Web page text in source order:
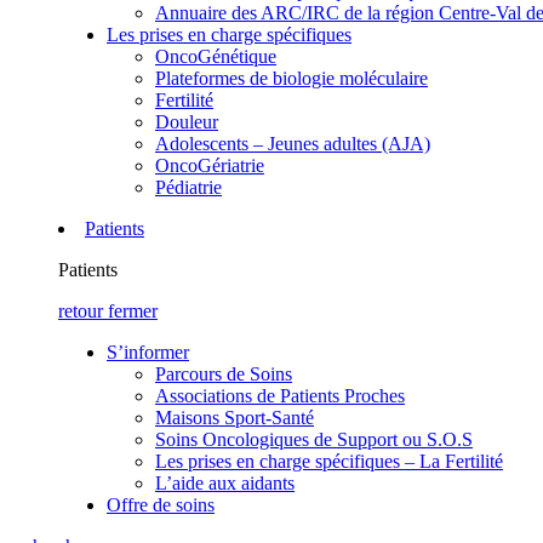
Annuaire des ARC/IRC de la région Centre-Val
Les prises en charge spécifiques
OncoGénétique
Plateformes de biologie moléculaire
Fertilité
Douleur
Adolescents – Jeunes adultes (AJA)
OncoGériatrie
Pédiatrie
Patients
Patients
retour fermer
S’informer
Parcours de Soins
Associations de Patients Proches
Maisons Sport-Santé
Soins Oncologiques de Support ou S.O.S
Les prises en charge spécifiques – La Fertilité
L’aide aux aidants
Offre de soins